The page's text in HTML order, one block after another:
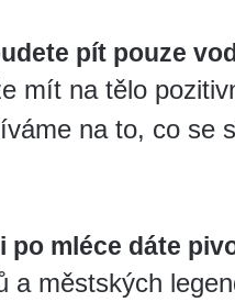
pít pouze
mít na tělo
na to, co se
po mléce dáte
a městských